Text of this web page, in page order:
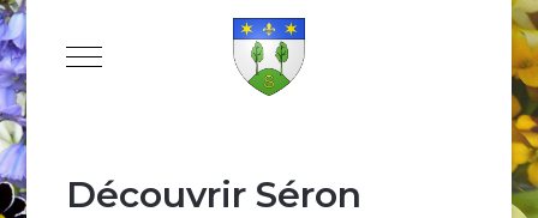
Mobile Menu Toggle
Découvrir Séron